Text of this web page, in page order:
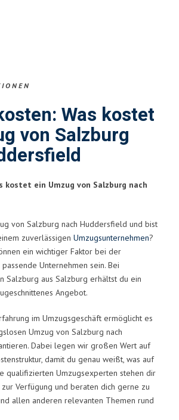
Was kostet
von Salzburg
kostet ein Umzug von Salzburg nach
von Salzburg nach Huddersfield und bist
zuverlässigen Umzugsunternehmen?
ein wichtiger Faktor bei der
Unternehmen sein. Bei
Salzburg aus Salzburg erhältst du ein
Angebot.
im Umzugsgeschäft ermöglicht es
Umzug von Salzburg nach
Dabei legen wir großen Wert auf
damit du genau weißt, was auf
qualifizierten Umzugsexperten stehen dir
Verfügung und beraten dich gerne zu
allen anderen relevanten Themen rund